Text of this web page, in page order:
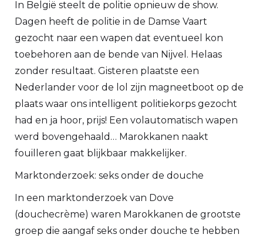
In België steelt de politie opnieuw de show.
Dagen heeft de politie in de Damse Vaart
gezocht naar een wapen dat eventueel kon
toebehoren aan de bende van Nijvel. Helaas
zonder resultaat. Gisteren plaatste een
Nederlander voor de lol zijn magneetboot op de
plaats waar ons intelligent politiekorps gezocht
had en ja hoor, prijs! Een volautomatisch wapen
werd bovengehaald… Marokkanen naakt
fouilleren gaat blijkbaar makkelijker.
Marktonderzoek: seks onder de douche
In een marktonderzoek van Dove
(douchecrème) waren Marokkanen de grootste
groep die aangaf seks onder douche te hebben